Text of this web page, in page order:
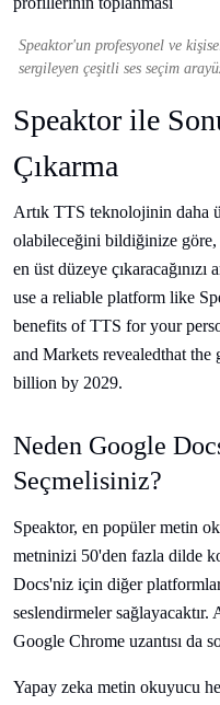
Speaktor'un profesyonel ve
sergileyen çeşitli ses seçim
Speaktor ile
Çıkarma
Artık TTS teknolojinin daha
olabileceğini bildiğinize göre,
en üst düzeye
use a reliable platform like
benefits of TTS for your
and Markets revealedthat the
billion by 2029.
Neden Google
Seçmelisiniz?
Speaktor, en popüler metin
metninizi 50'den fazla dilde
Docs'niz için diğer
seslendirmeler sağlayacaktır.
Google Chrome uzantısı da
Yapay zeka metin okuyucu